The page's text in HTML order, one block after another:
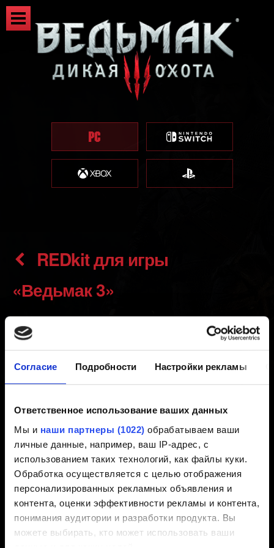
Согласие Подробности Настройки рекламы
Ответственное использование ваших данных
Мы и наши партнеры (1022) обрабатываем ваши
личные данные, например, ваш IP-адрес, с
использованием таких технологий, как файлы куки.
Обработка осуществляется с целью отображения
персонализированных рекламных объявления и
контента, оценки эффективности рекламы и контента,
понимания аудитории и разработки продукта. Вы
можете выбирать, кто может использовать ваши
REDkit для игры
«Ведьмак 3»
REDkit для игры «Ведьмак 3»
Хочу сообщить об ошибке в REDkit для игры
После установки модов у меня возникли
проблемы с игрой
В редакторе возникли визуальные
неполадки
Где можно найти уроки по созданию модов?
REDkit для игры «Ведьмак 3» - Системные
требования